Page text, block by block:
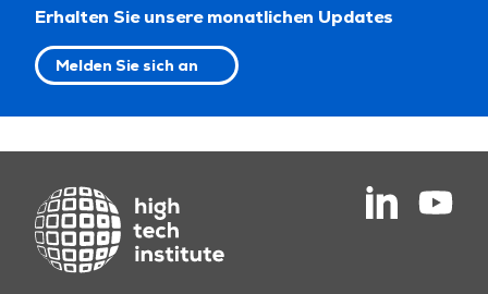
Erhalten Sie unsere monatlichen Updates
Melden Sie sich an